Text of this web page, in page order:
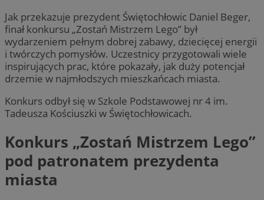
Jak przekazuje prezydent Świętochłowic Daniel Beger,
finał konkursu „Zostań Mistrzem Lego” był
wydarzeniem pełnym dobrej zabawy, dziecięcej energii
i twórczych pomysłów. Uczestnicy przygotowali wiele
inspirujących prac, które pokazały, jak duży potencjał
drzemie w najmłodszych mieszkańcach miasta.
Konkurs odbył się w Szkole Podstawowej nr 4 im.
Tadeusza Kościuszki w Świętochłowicach.
Konkurs „Zostań Mistrzem Lego”
pod patronatem prezydenta
miasta